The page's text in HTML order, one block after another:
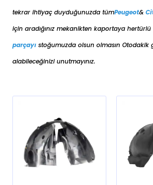
tekrar ihtiyaç duyduğunuzda tümPeugeot&
için aradığınız mekanikten kaportaya hertürlü
parçayı stoğumuzda olsun olmasın Otodakik
alabileceğinizi unutmayınız.